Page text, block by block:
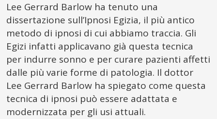
Lee Gerrard Barlow ha tenuto una
dissertazione sull’Ipnosi Egizia, il più antico
metodo di ipnosi di cui abbiamo traccia. Gli
Egizi infatti applicavano già questa tecnica
per indurre sonno e per curare pazienti affetti
dalle più varie forme di patologia. Il dottor
Lee Gerrard Barlow ha spiegato come questa
tecnica di ipnosi può essere adattata e
modernizzata per gli usi attuali.